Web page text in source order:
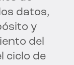
datos,
y
del
ciclo de